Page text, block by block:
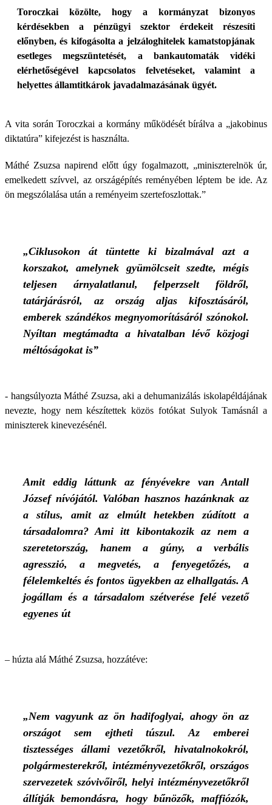
Toroczkai közölte, hogy a kormányzat bizonyos
kérdésekben a pénzügyi szektor érdekeit részesíti
előnyben, és kifogásolta a jelzáloghitelek kamatstopjának
esetleges megszüntetését, a bankautomaták vidéki
elérhetőségével kapcsolatos felvetéseket, valamint a
helyettes államtitkárok javadalmazásának ügyét.
A vita során Toroczkai a kormány működését bírálva a „jakobinus
diktatúra” kifejezést is használta.
Máthé Zsuzsa napirend előtt úgy fogalmazott, „miniszterelnök úr,
emelkedett szívvel, az országépítés reményében léptem be ide. Az
ön megszólalása után a reményeim szertefoszlottak.”
„Ciklusokon át tüntette ki bizalmával azt a
korszakot, amelynek gyümölcseit szedte, mégis
teljesen árnyalatlanul, felperzselt földről,
tatárjárásról, az ország aljas kifosztásáról,
emberek szándékos megnyomorításáról szónokol.
Nyíltan megtámadta a hivatalban lévő közjogi
méltóságokat is”
- hangsúlyozta Máthé Zsuzsa, aki a dehumanizálás iskolapéldájának
nevezte, hogy nem készítettek közös fotókat Sulyok Tamásnál a
miniszterek kinevezésénél.
Amit eddig láttunk az fényévekre van Antall
József nívójától. Valóban hasznos hazánknak az
a stílus, amit az elmúlt hetekben zúdított a
társadalomra? Ami itt kibontakozik az nem a
szeretetország, hanem a gúny, a verbális
agresszió, a megvetés, a fenyegetőzés, a
félelemkeltés és fontos ügyekben az elhallgatás. A
jogállam és a társadalom szétverése felé vezető
egyenes út
– húzta alá Máthé Zsuzsa, hozzátéve:
„Nem vagyunk az ön hadifoglyai, ahogy ön az
országot sem ejtheti túszul. Az emberei
tisztességes állami vezetőkről, hivatalnokokról,
polgármesterekről, intézményvezetőkről, országos
szervezetek szóvivőiről, helyi intézményvezetőkről
állítják bemondásra, hogy bűnözők, maffiózók,